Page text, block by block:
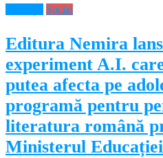
Social
Editura Nemira
experiment A.I.
putea afecta pe
programă pentru
literatura română
Ministerul